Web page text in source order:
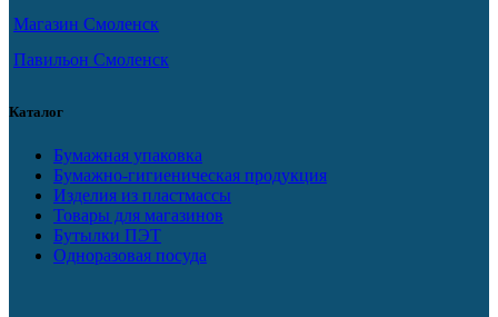
Магазин Смоленск
Павильон Смоленск
Каталог
Бумажная упаковка
Бумажно-гигиеническая продукция
Изделия из пластмассы
Товары для магазинов
Бутылки ПЭТ
Одноразовая посуда